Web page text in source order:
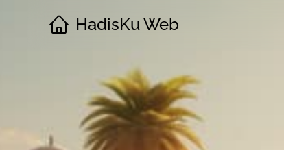
HadisKu Web
Tentang
·
Download